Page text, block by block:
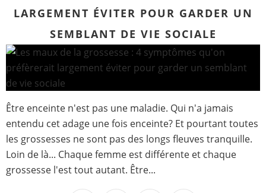
LARGEMENT ÉVITER POUR GARDER UN
SEMBLANT DE VIE SOCIALE
Être enceinte n'est pas une maladie. Qui n'a jamais
entendu cet adage une fois enceinte? Et pourtant toutes
les grossesses ne sont pas des longs fleuves tranquille.
Loin de là... Chaque femme est différente et chaque
grossesse l'est tout autant. Être...